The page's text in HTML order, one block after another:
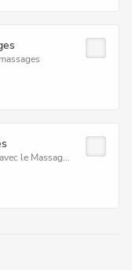
le Massag...